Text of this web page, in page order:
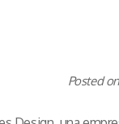
Posted on